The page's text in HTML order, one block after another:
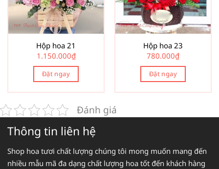
Hộp hoa 21
1.150.000₫
Đặt ngay
Hộp hoa 23
780.000₫
Đặt ngay
Đánh giá
Thông tin liên hệ
Shop hoa tươi chất lượng chúng tôi mong muốn mang đến
nhiều mẫu mã đa dạng chất lượng hoa tốt đến khách hàng